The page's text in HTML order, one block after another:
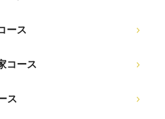
ース
コース
ス